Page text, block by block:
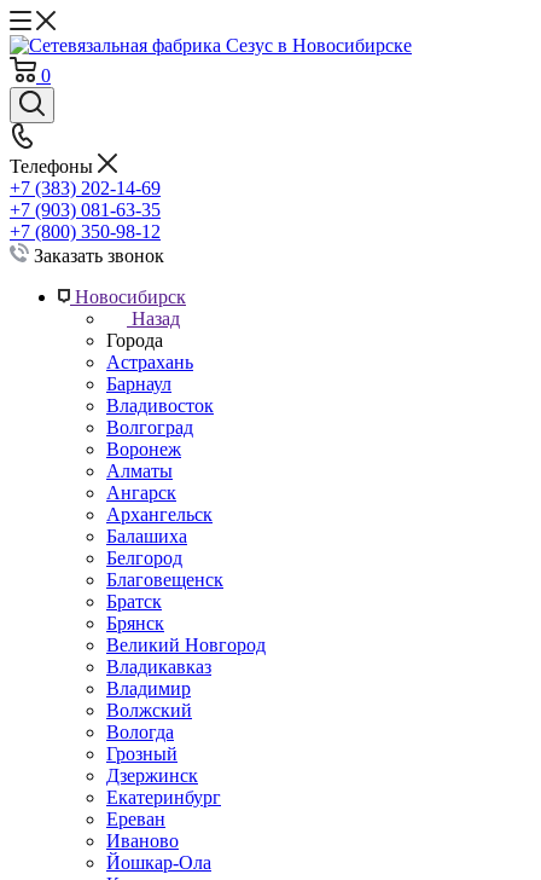
0
Телефоны
+7 (383) 202-14-69
+7 (903) 081-63-35
+7 (800) 350-98-12
Заказать звонок
Новосибирск
Назад
Города
Астрахань
Барнаул
Владивосток
Волгоград
Воронеж
Алматы
Ангарск
Архангельск
Балашиха
Белгород
Благовещенск
Братск
Брянск
Великий Новгород
Владикавказ
Владимир
Волжский
Вологда
Грозный
Дзержинск
Екатеринбург
Ереван
Иваново
Йошкар-Ола